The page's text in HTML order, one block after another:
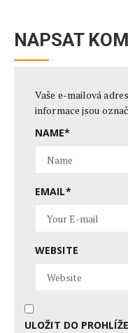
NAPSAT
Vaše e-mailová
informace jsou
NAME*
EMAIL*
WEBSITE
ULOŽIT DO